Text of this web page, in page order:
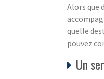
Alors que
quelle
pouvez
Un